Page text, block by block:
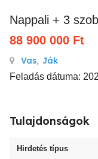
Nappali + 3
88 900 000 Ft
Vas, Ják
Feladás dátuma:
Tulajdonságok
Hirdetés típus